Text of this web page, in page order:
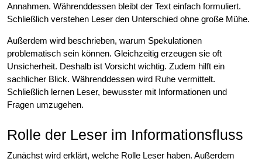
Annahmen. Währenddessen bleibt der Text einfach formuliert.
Schließlich verstehen Leser den Unterschied ohne große Mühe.
Außerdem wird beschrieben, warum Spekulationen
problematisch sein können. Gleichzeitig erzeugen sie oft
Unsicherheit. Deshalb ist Vorsicht wichtig. Zudem hilft ein
sachlicher Blick. Währenddessen wird Ruhe vermittelt.
Schließlich lernen Leser, bewusster mit Informationen und
Fragen umzugehen.
Rolle der Leser im Informationsfluss
Zunächst wird erklärt, welche Rolle Leser haben. Außerdem